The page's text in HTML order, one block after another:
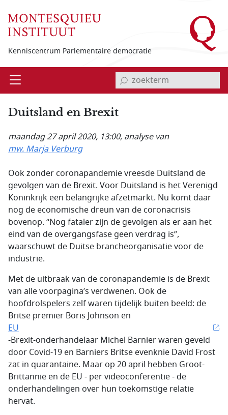
Kenniscentrum Parlementaire democratie
Open invoerveld zoekterm
Duitsland en Brexit
maandag 27 april 2020, 13:00, analyse van
mw. Marja Verburg
Ook zonder coronapandemie vreesde Duitsland de
gevolgen van de Brexit. Voor Duitsland is het Verenigd
Koninkrijk een belangrijke afzetmarkt. Nu komt daar
nog de economische dreun van de coronacrisis
bovenop. “Nog fataler zijn de gevolgen als er aan het
eind van de overgangsfase geen verdrag is”,
waarschuwt de Duitse brancheorganisatie voor de
industrie.
Met de uitbraak van de coronapandemie is de Brexit
van alle voorpagina’s verdwenen. Ook de
hoofdrolspelers zelf waren tijdelijk buiten beeld: de
Britse premier Boris Johnson en
EU
-Brexit-onderhandelaar Michel Barnier waren geveld
door Covid-19 en Barniers Britse evenknie David Frost
zat in quarantaine. Maar op 20 april hebben Groot-
Brittannië en de EU - per videoconferentie - de
onderhandelingen over hun toekomstige relatie
hervat.